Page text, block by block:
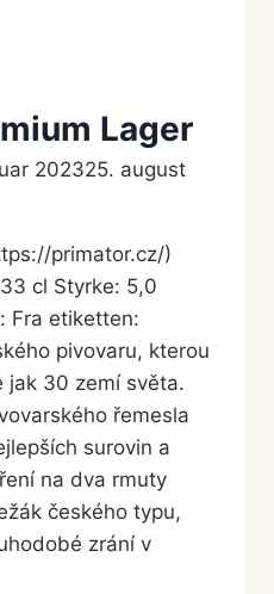
Lager
202325. august
primator.cz/)
cl Styrke: 5,0
Fra etiketten:
pivovaru, kterou
jak 30 zemí světa.
řemesla
surovin a
na dva rmuty
českého typu,
zrání v